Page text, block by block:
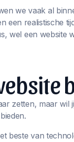
we vaak al
een realistische
wel een website
zetten, maar wil
beste van